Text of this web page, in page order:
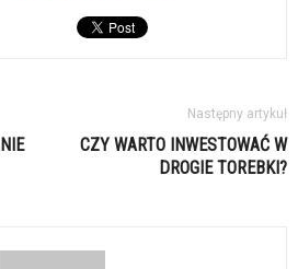
Następny artykuł
CZY WARTO INWESTOWAĆ W
DROGIE TOREBKI?